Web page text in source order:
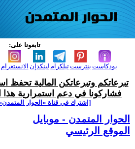
تابعونا على:
الانستغرام لينكدإن تيلكرامبنترست بودكاست
تبرعاتكم وتبرعاتكن المالية تحفظ
فشاركونا في دعم استمرارية هذا
[اشترك في قناة ‫«الحوار
الحوار المتمدن - موبايل
الموقع الرئيسي